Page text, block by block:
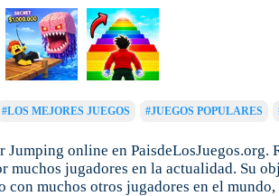
#LOS MEJORES JUEGOS #JUEGOS POPULARES
Jumping online en
muchos jugadores en la actualidad. Su
con muchos otros jugadores en el